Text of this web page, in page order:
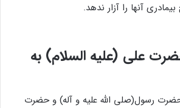
آن‏ها را آزار ندهد.
علی (علیه السلام) به
رسول(صلی الله علیه و آله) و حضرت